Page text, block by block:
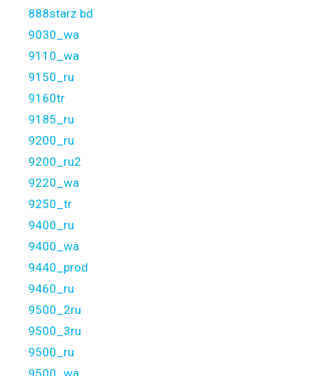
888starz bd
9030_wa
9110_wa
9150_ru
9160tr
9185_ru
9200_ru
9200_ru2
9220_wa
9250_tr
9400_ru
9400_wa
9440_prod
9460_ru
9500_2ru
9500_3ru
9500_ru
9500_wa